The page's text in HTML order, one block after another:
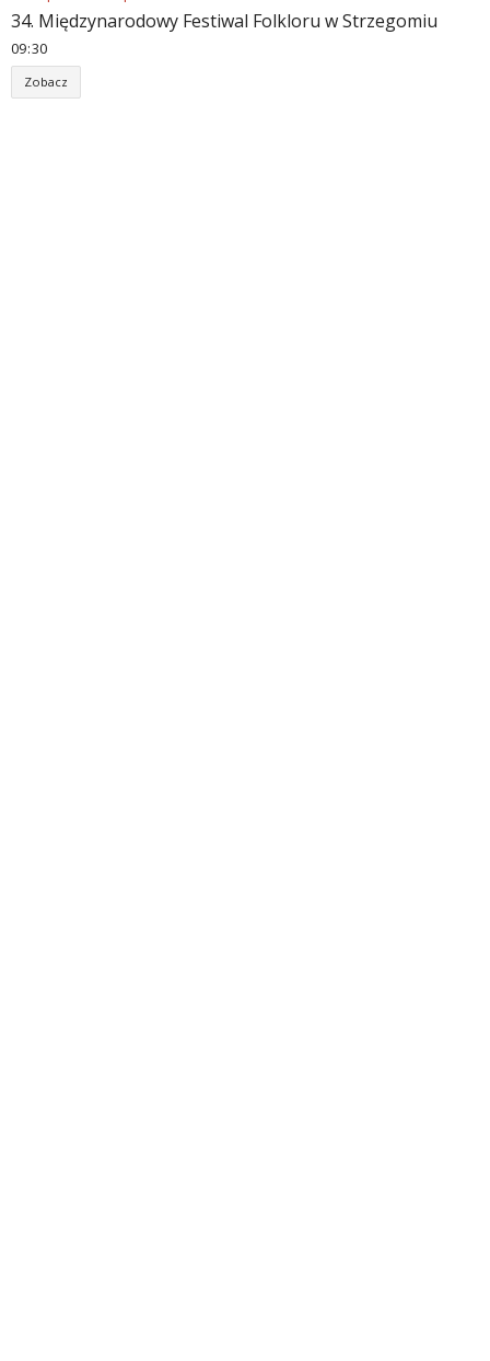
34. Międzynarodowy Festiwal Folkloru w Strzegomiu
09 30
Zobacz